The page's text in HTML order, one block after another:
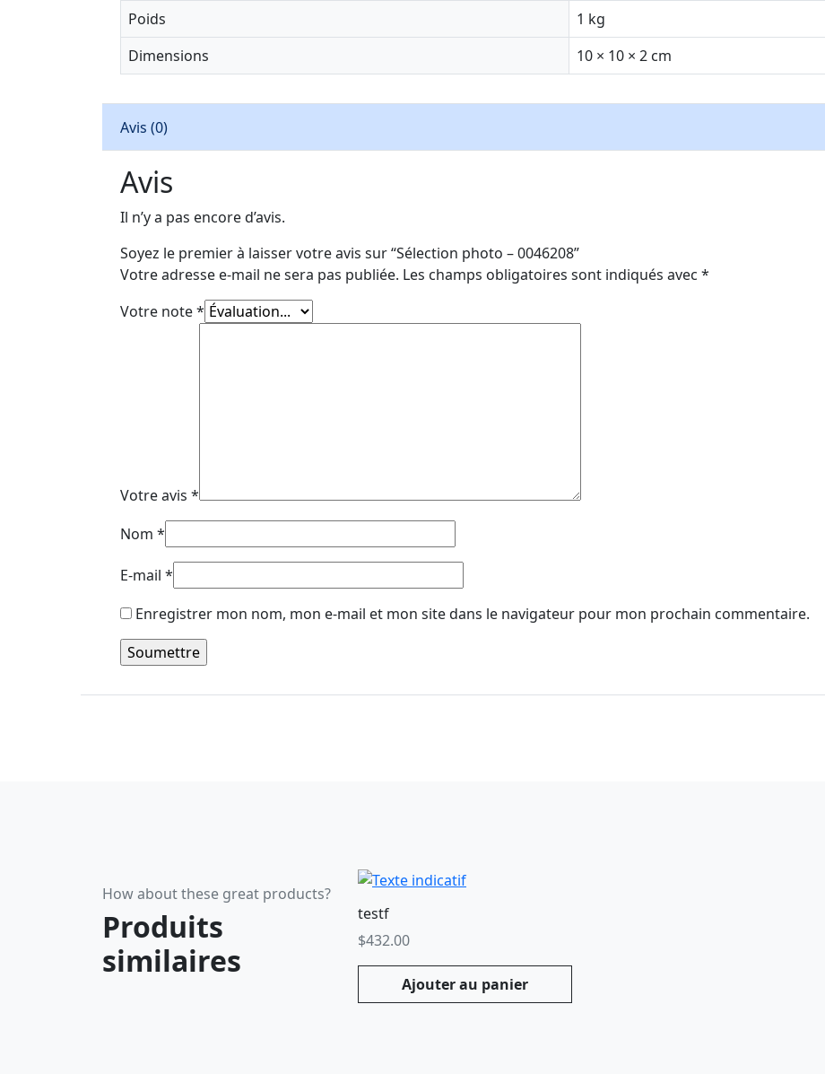
Poids
1 kg
Dimensions
10 × 10 × 2 cm
Avis (0)
Avis
Il n’y a pas encore d’avis.
Soyez le premier à laisser votre avis sur “Sélection photo – 0046208”
Votre adresse e-mail ne sera pas publiée. Les champs obligatoires sont indiqués avec *
Votre note*
Votre avis *
Nom *
E-mail *
Enregistrer mon nom, mon e-mail et mon site dans le navigateur pour mon prochain commentaire.
How about these great products?
Produits
similaires
testf
$432.00
Ajouter au panier